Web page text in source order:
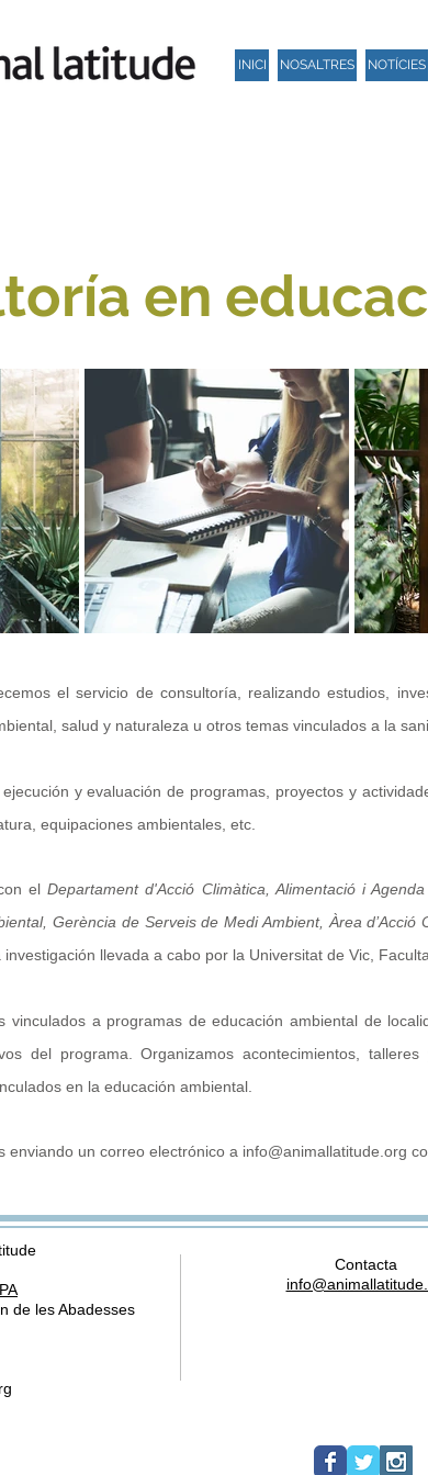
INICI NOSALTRES NOTÍCIES
en
el servicio de consultoría, realizando estudios,
salud y naturaleza u otros temas vinculados a la
y evaluación de programas, proyectos y
equipaciones ambientales, etc.
el Departament d'Acció Climàtica, Alimentació i
Gerència de Serveis de Medi Ambient, Àrea
llevada a cabo por la Universitat de Vic,
vinculados a programas de educación ambiental de
del programa. Organizamos acontecimientos,
en la educación ambiental.
enviando un correo electrónico a info@animallatitude.org
de les Abadesses
Contacta